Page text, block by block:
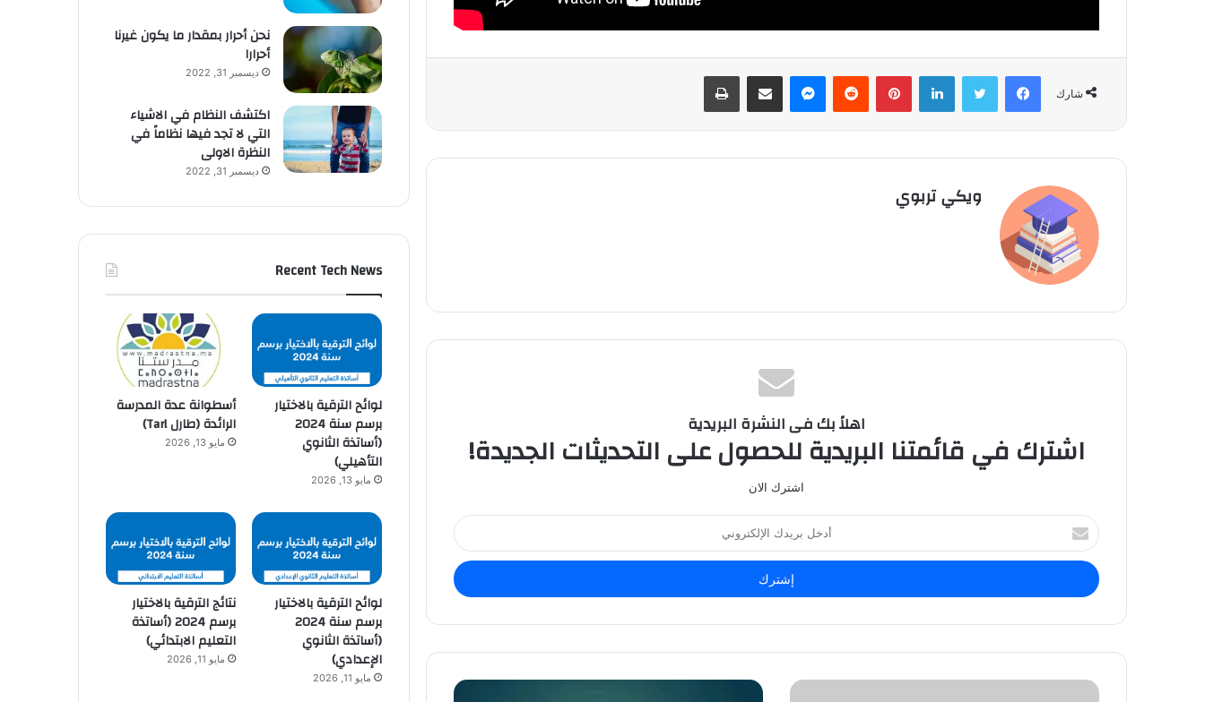
شارك
فيسبوك لينكدإن بينتيريست
ويكي تربوي
اهلاً بك فى النشرة البريدية
اشترك في قائمتنا البريدية للحصول على التحديثات الجديدة!
اشترك الان
أ
د
خ
ل
د
ا
نحن أحرار بمقدار ما يكون غيرنا
أحرارا
ديسمبر 31, 2022
اكتشف النظام في الاشياء
التي لا تجد فيها نظاماً في
النظرة الاولى
ديسمبر 31, 2022
Recent Tech News
لوائح الترقية بالاختيار
برسم سنة 2024
(أساتذة الثانوي
التأهيلي)
مايو 13, 2026
أسطوانة عدة المدرسة
الرائدة (طارل Tarl)
مايو 13, 2026
لوائح الترقية بالاختيار
برسم سنة 2024
(أساتذة الثانوي
الإعدادي)
مايو 11, 2026
نتائج الترقية بالاختيار
برسم 2024 (أساتذة
التعليم الابتدائي)
مايو 11, 2026